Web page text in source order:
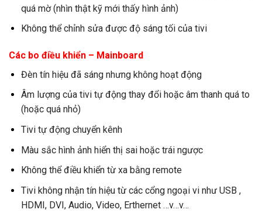
quá mờ (nhìn thật kỹ mới thấy hình ảnh)
Không thể chỉnh sửa được độ sáng tối của tivi
Các bo điều khiển – Mainboard
Đèn tín hiệu đã sáng nhưng không hoạt động
Âm lượng của tivi tự động thay đổi hoặc âm thanh quá to
(hoặc quá nhỏ)
Tivi tự động chuyển kênh
Màu sắc hình ảnh hiển thị sai hoặc trái ngược
Không thể điều khiển từ xa bằng remote
Tivi không nhận tín hiệu từ các cổng ngoại vi như USB ,
HDMI, DVI, Audio, Video, Erthernet …v…v…